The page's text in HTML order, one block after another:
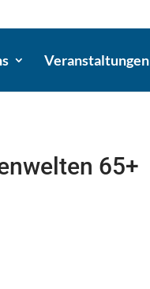
Veranstaltungen
65+